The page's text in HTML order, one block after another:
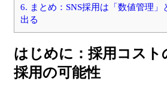
6. まとめ：SNS採用は「数値管理
出る
はじめに：採用コスト
採用の可能性